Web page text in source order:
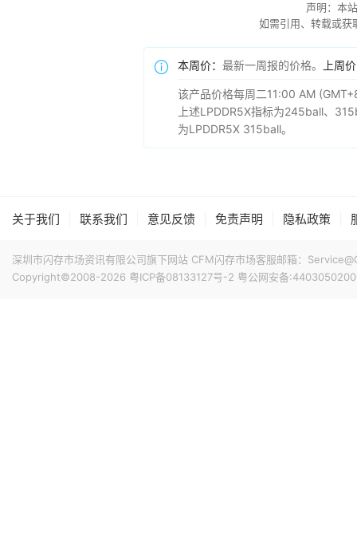
声明：本
如需引用、转载或
本周价： 最新一周报的价格。 上周
该产品价格每周二11:00 AM
上述LPDDR5X指标为245ball、
为LPDDR5X 315ball。
关于我们 联系我们 意见反馈 免责声明 隐私政策
深圳市闪存市场资讯有限公司旗下网站 CFM闪存市场客服邮箱：
Copyright©2008-2026 粤ICP备08133127号-2 粤公网安备